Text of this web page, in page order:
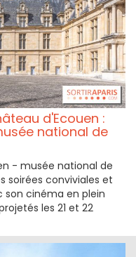
d'Ecouen :
national de
- musée national de
soirées conviviales et
son cinéma en plein
les 21 et 22